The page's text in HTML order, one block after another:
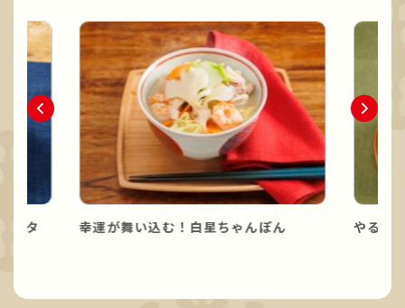
スタ 幸運が舞い込む！白星ちゃんぽん やる気